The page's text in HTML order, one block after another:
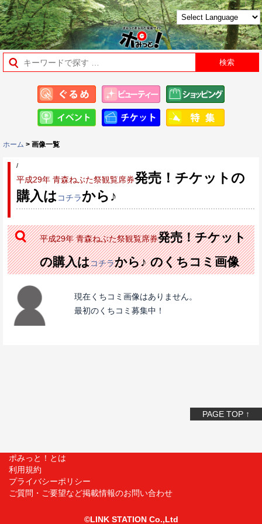
ホーム > 画像一覧
/
平成29年 青森ねぶた祭観覧席券発売！チケットの
購入は コチラから♪
平成29年 青森ねぶた祭観覧席券発売！チケット
の購入はコチラから♪ のくちコミ画像
現在くちコミ画像はありません。
最初のくちコミ募集中！
PAGE TOP ↑
ポみっと！とは
利用規約
プライバシーポリシー
ご質問・ご要望など掲載情報のお問い合わせ
©LINK STATION Co.,Ltd